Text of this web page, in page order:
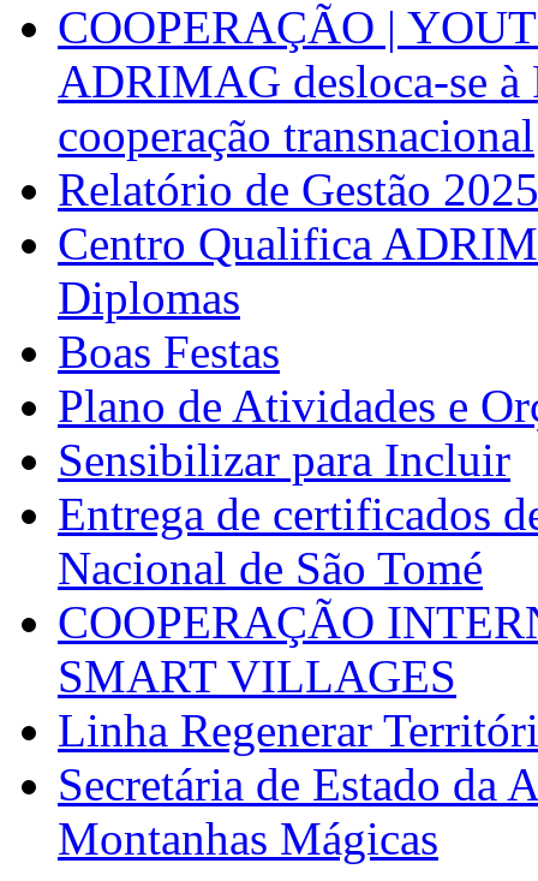
COOPERAÇÃO |
ADRIMAG desloca-se
cooperação transnacional
Relatório de Gestão 2025
Centro Qualifica
Diplomas
Boas Festas
Plano de Atividades e
Sensibilizar para Incluir
Entrega de certificados
Nacional de São Tomé
COOPERAÇÃO
SMART VILLAGES
Linha Regenerar
Secretária de Estado da
Montanhas Mágicas